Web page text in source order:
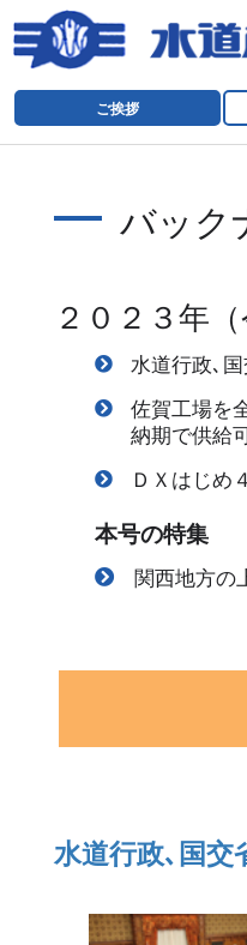
ご挨拶
バック
２０２３年
水道行政､
佐賀工場を
納期で供給
ＤＸはじめ
本号の特集
関西地方の
水道行政､国交